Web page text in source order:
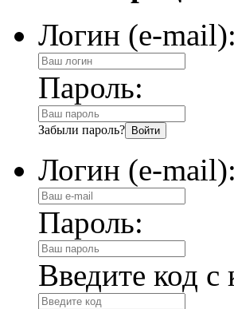
Логин (e-mail):
Пароль:
Забыли пароль?
Логин (e-mail):
Пароль:
Введите код с